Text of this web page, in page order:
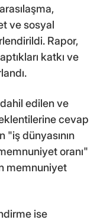
ve sosyal
Rapor,
katkı ve
edilen ve
cevap
"iş dünyasının
oranı"
memnuniyet
ise